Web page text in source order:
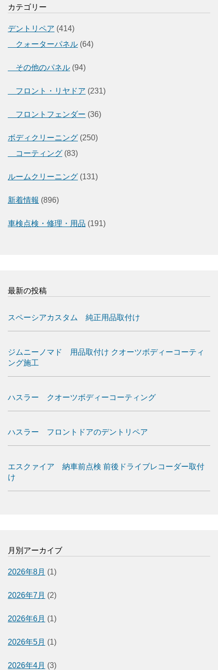
カテゴリー
デントリペア (414)
クォーターパネル (64)
その他のパネル (94)
フロント・リヤドア (231)
フロントフェンダー (36)
ボディクリーニング (250)
コーティング (83)
ルームクリーニング (131)
新着情報 (896)
車検点検・修理・用品 (191)
最新の投稿
スペーシアカスタム 純正用品取付け
ジムニーノマド 用品取付け クオーツボディーコーティ
ング施工
ハスラー クオーツボディーコーティング
ハスラー フロントドアのデントリペア
エスクァイア 納車前点検 前後ドライブレコーダー取付
け
月別アーカイブ
2026年8月 (1)
2026年7月 (2)
2026年6月 (1)
2026年5月 (1)
2026年4月 (3)